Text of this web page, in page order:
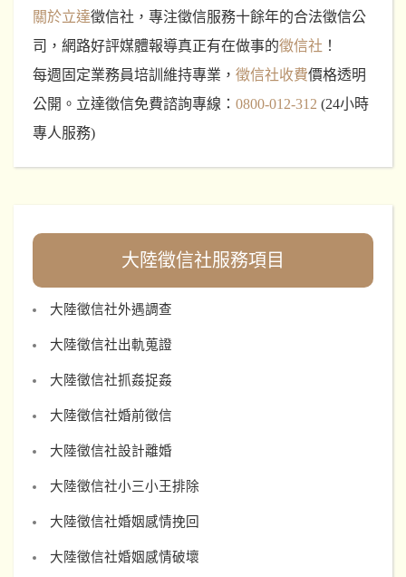
關於立達徵信社，專注徵信服務十餘年的合法徵信公
司，網路好評媒體報導真正有在做事的徵信社 ！
每週固定業務員培訓維持專業， 徵信社收費價格透明
公開。立達徵信免費諮詢專線： 0800-012-312 (24小時
專人服務)
大陸徵信社服務項目
大陸徵信社外遇調查
大陸徵信社出軌蒐證
大陸徵信社抓姦捉姦
大陸徵信社婚前徵信
大陸徵信社設計離婚
大陸徵信社小三小王排除
大陸徵信社婚姻感情挽回
大陸徵信社婚姻感情破壞